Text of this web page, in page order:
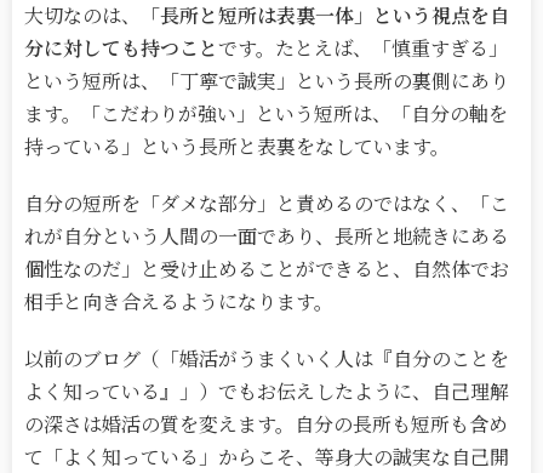
大切なのは、
「長所と短所は表裏一体」という視点を自
分に対しても持つことです。たとえば、「慎重すぎる」
という短所は、「丁寧で誠実」という長所の裏側にあり
ます。「こだわりが強い」という短所は、「自分の軸を
持っている」という長所と表裏をなしています。
自分の短所を「ダメな部分」と責めるのではなく、「こ
れが自分という人間の一面であり、長所と地続きにある
個性なのだ」と受け止めることができると、自然体でお
相手と向き合えるようになります。
以前のブログ（「婚活がうまくいく人は『自分のことを
よく知っている』」）でもお伝えしたように、自己理解
の深さは婚活の質を変えます。自分の長所も短所も含め
て「よく知っている」からこそ、等身大の誠実な自己開